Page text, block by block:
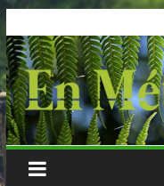
to
content